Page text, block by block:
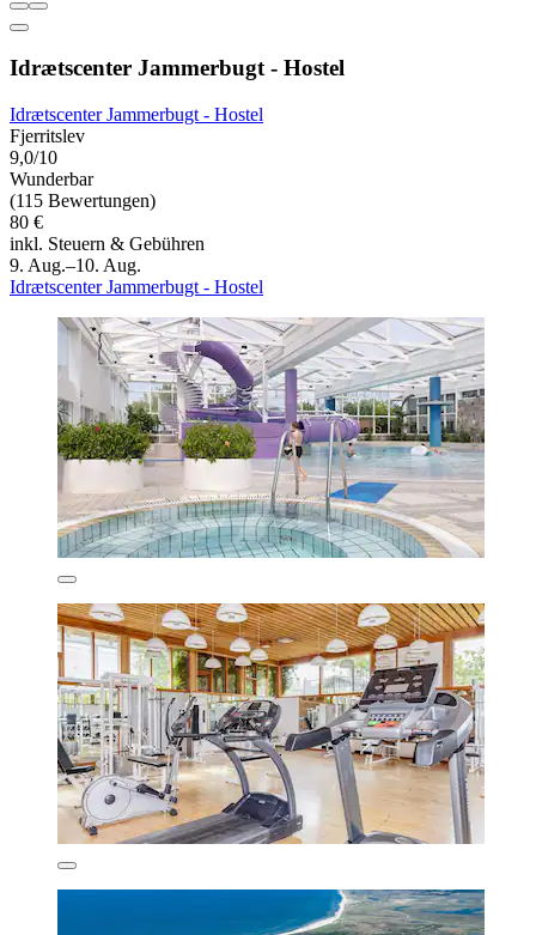
Idrætscenter Jammerbugt - Hostel
Idrætscenter Jammerbugt - Hostel
Fjerritslev
9,0/10
Wunderbar
(115 Bewertungen)
80 €
inkl. Steuern & Gebühren
9. Aug.–10. Aug.
Idrætscenter Jammerbugt - Hostel